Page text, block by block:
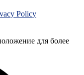
Policy
для более